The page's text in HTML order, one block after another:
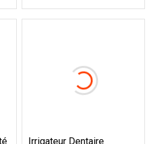
Irrigateur Dentaire